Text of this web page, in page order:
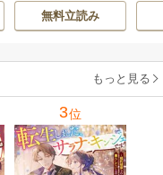
俺のこと好きらし
い 2巻
無料立読み
もっと見る
3位